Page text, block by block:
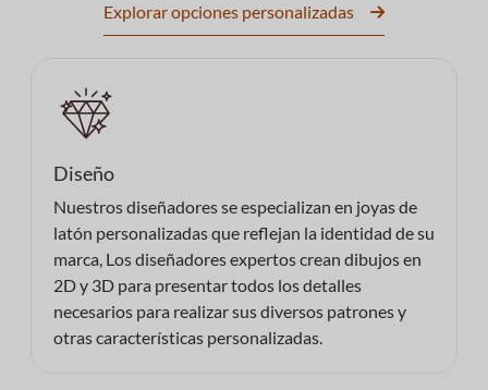
Explorar opciones personalizadas
Diseño
Nuestros diseñadores se especializan en joyas de
latón personalizadas que reflejan la identidad de su
marca, Los diseñadores expertos crean dibujos en
2D y 3D para presentar todos los detalles
necesarios para realizar sus diversos patrones y
otras características personalizadas.